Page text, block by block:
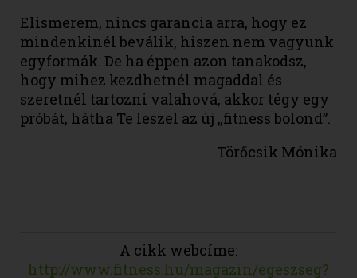
Elismerem, nincs garancia arra, hogy ez
mindenkinél beválik, hiszen nem vagyunk
egyformák. De ha éppen azon tanakodsz,
hogy mihez kezdhetnél magaddal és
szeretnél tartozni valahová, akkor tégy egy
próbát, hátha Te leszel az új „fitness bolond”.
Törőcsik Mónika
A cikk webcíme:
http://www.fitness.hu/magazin/egeszseg?